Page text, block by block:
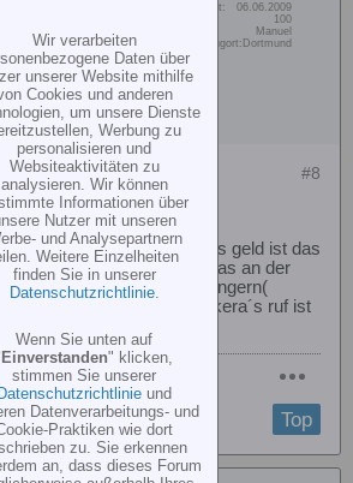
Dabei seit:
06.06.2009
100
Manuel
Wohn/Flugort: Dortmund
#8
mit funke ca 260€. für das geld ist das
heli. walkera hat echt was an der
habe 3 von den walkera dingern(
die funzen alle. walkera´s ruf ist
fliegen.
Top
Wir verarbeiten
Daten über
unserer Website mithilfe
Cookies und anderen
um unsere Dienste
Werbung zu
personalisieren und
Websiteaktivitäten zu
analysieren. Wir können
Informationen über
Nutzer mit unseren
und Analysepartnern
Weitere Einzelheiten
finden Sie in unserer
Datenschutzrichtlinie.
Wenn Sie unten auf
Einverstanden" klicken,
stimmen Sie unserer
und
Datenverarbeitungs- und
Praktiken wie dort
zu. Sie erkennen
an, dass dieses Forum